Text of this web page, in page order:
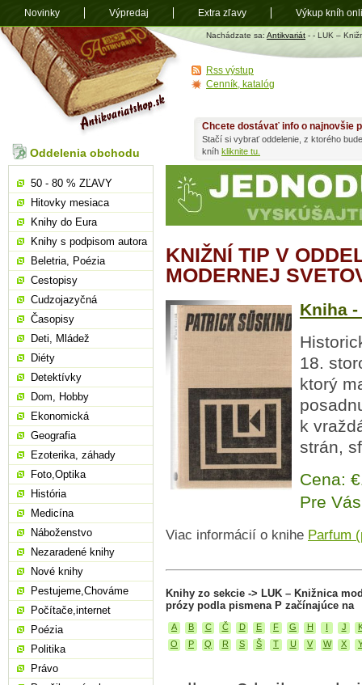
Antikvariát
shop.sk
Nachádzate sa: Antikvariát - - LUK –
KNIŽNÍ TIP V
MODERNEJ
Kniha
18.
ktorý
k
strán,
Cena:
Pre
Viac informácií o knihe Parfum
Knihy zo sekcie -> LUK – Knižnica
prózy podla pismena P začínajúce na
A B C Č D E F G H I J
O
P Q R S Š T U V W X
Chcete dostávať info o najnovšie
Stačí si vybrať oddelenie, z ktorého
kníh kliknite tu.
Oddelenia obchodu
50 - 80 % ZĽAVY
Hitovky mesiaca
Knihy do Eura
Knihy s podpisom autora
Beletria, Poézia
Cestopisy
Cudzojazyčná
Časopisy
Deti, Mládež
Diéty
Detektívky
Dom, Hobby
Ekonomická
Geografia
Ezoterika, záhady
Foto,Optika
História
Medicína
Náboženstvo
Nezaradené knihy
Nové knihy
Pestujeme,Chováme
Počítače,internet
Poézia
Politika
Právo
Rss výstup
Cenník, katalóg
Novinky Výpredaj Extra zľavy Výkup kníh